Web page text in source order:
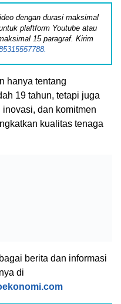
dengan durasi maksimal
plaftform Youtube atau
15 paragraf. Kirim
hanya tentang
19 tahun, tetapi juga
dan komitmen
kualitas tenaga
berita dan informasi
di